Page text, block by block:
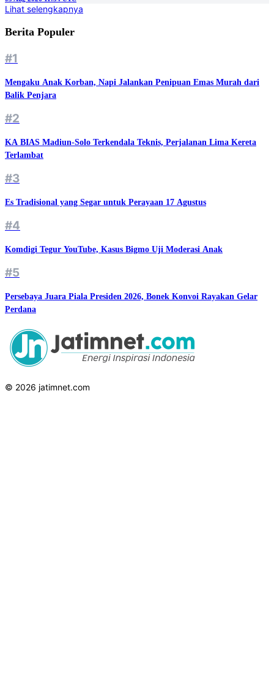
Lihat selengkapnya
Berita Populer
#1
Mengaku Anak Korban, Napi Jalankan Penipuan Emas Murah dari
Balik Penjara
#2
KA BIAS Madiun-Solo Terkendala Teknis, Perjalanan Lima Kereta
Terlambat
#3
Es Tradisional yang Segar untuk Perayaan 17 Agustus
#4
Komdigi Tegur YouTube, Kasus Bigmo Uji Moderasi Anak
#5
Persebaya Juara Piala Presiden 2026, Bonek Konvoi Rayakan Gelar
Perdana
© 2026 jatimnet.com